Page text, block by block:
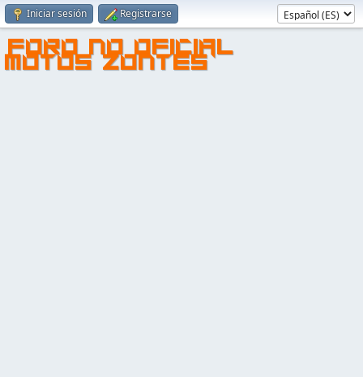
Iniciar sesión Registrarse
FORO NO OFICIAL
MOTOS ZONTES